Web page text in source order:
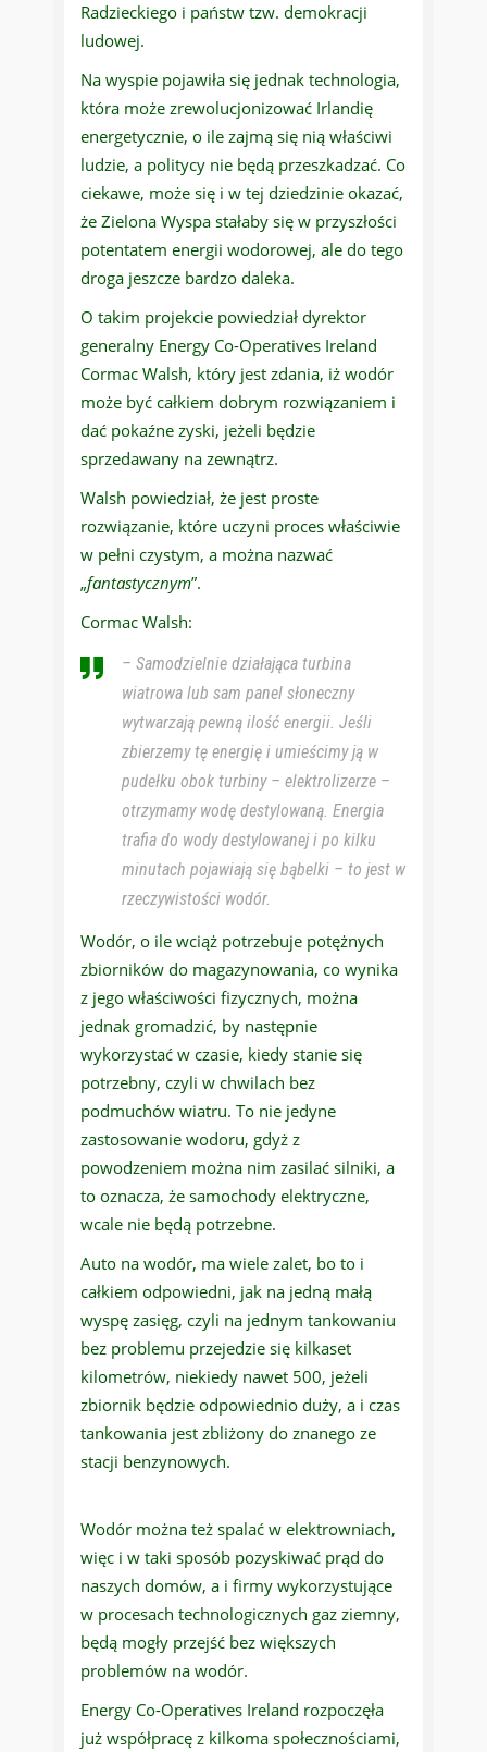
Radzieckiego i państw tzw. demokracji
ludowej.
Na wyspie pojawiła się jednak technologia,
która może zrewolucjonizować Irlandię
energetycznie, o ile zajmą się nią właściwi
ludzie, a politycy nie będą przeszkadzać. Co
ciekawe, może się i w tej dziedzinie okazać,
że Zielona Wyspa stałaby się w przyszłości
potentatem energii wodorowej, ale do tego
droga jeszcze bardzo daleka.
O takim projekcie powiedział dyrektor
generalny Energy Co-Operatives Ireland
Cormac Walsh, który jest zdania, iż wodór
może być całkiem dobrym rozwiązaniem i
dać pokaźne zyski, jeżeli będzie
sprzedawany na zewnątrz.
Walsh powiedział, że jest proste
rozwiązanie, które uczyni proces właściwie
w pełni czystym, a można nazwać
„fantastycznym”.
Cormac Walsh:
– Samodzielnie działająca turbina
wiatrowa lub sam panel słoneczny
wytwarzają pewną ilość energii. Jeśli
zbierzemy tę energię i umieścimy ją w
pudełku obok turbiny – elektrolizerze –
otrzymamy wodę destylowaną. Energia
trafia do wody destylowanej i po kilku
minutach pojawiają się bąbelki – to jest w
rzeczywistości wodór.
Wodór, o ile wciąż potrzebuje potężnych
zbiorników do magazynowania, co wynika
z jego właściwości fizycznych, można
jednak gromadzić, by następnie
wykorzystać w czasie, kiedy stanie się
potrzebny, czyli w chwilach bez
podmuchów wiatru. To nie jedyne
zastosowanie wodoru, gdyż z
powodzeniem można nim zasilać silniki, a
to oznacza, że samochody elektryczne,
wcale nie będą potrzebne.
Auto na wodór, ma wiele zalet, bo to i
całkiem odpowiedni, jak na jedną małą
wyspę zasięg, czyli na jednym tankowaniu
bez problemu przejedzie się kilkaset
kilometrów, niekiedy nawet 500, jeżeli
zbiornik będzie odpowiednio duży, a i czas
tankowania jest zbliżony do znanego ze
stacji benzynowych.
Wodór można też spalać w elektrowniach,
więc i w taki sposób pozyskiwać prąd do
naszych domów, a i firmy wykorzystujące
w procesach technologicznych gaz ziemny,
będą mogły przejść bez większych
problemów na wodór.
Energy Co-Operatives Ireland rozpoczęła
już współpracę z kilkoma społecznościami,